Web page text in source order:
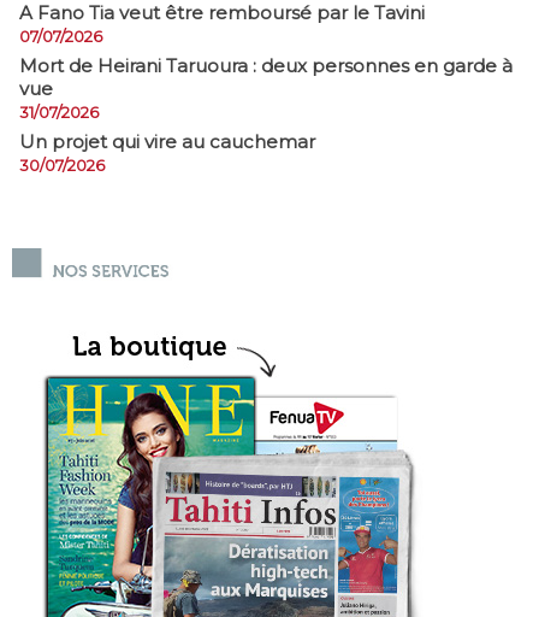
A Fano Tia veut être remboursé par le Tavini
07/07/2026
Mort de Heirani Taruoura : deux personnes en garde à
vue
31/07/2026
Un projet qui vire au cauchemar
30/07/2026